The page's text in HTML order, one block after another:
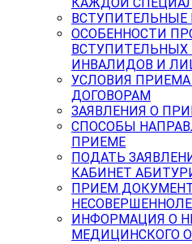
ОСОБЕННОСТИ
ИНВАЛИДОВ И
УСЛОВИЯ
ДОГОВОРАМ
ЗАЯВЛЕНИЯ О
СПОСОБЫ
ПРИЕМЕ
ПОДАТЬ
КАБИНЕТ
ПРИЕМ
ИНФОРМАЦИЯ О
МЕДИЦИНСКОГО